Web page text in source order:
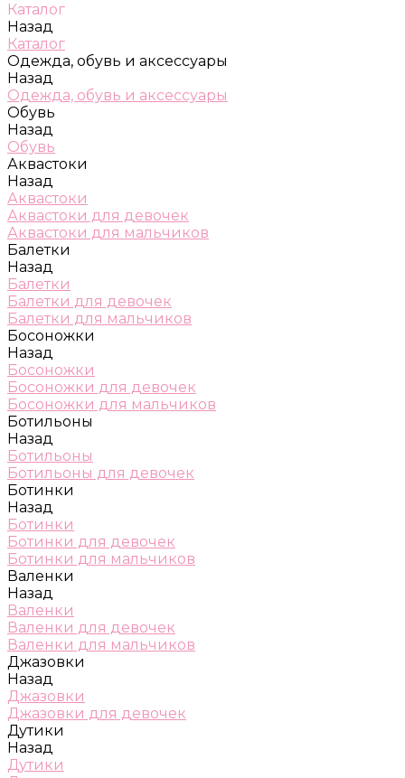
Каталог
Назад
Каталог
Одежда, обувь и аксессуары
Назад
Одежда, обувь и аксессуары
Обувь
Назад
Обувь
Аквастоки
Назад
Аквастоки
Аквастоки для девочек
Аквастоки для мальчиков
Балетки
Назад
Балетки
Балетки для девочек
Балетки для мальчиков
Босоножки
Назад
Босоножки
Босоножки для девочек
Босоножки для мальчиков
Ботильоны
Назад
Ботильоны
Ботильоны для девочек
Ботинки
Назад
Ботинки
Ботинки для девочек
Ботинки для мальчиков
Валенки
Назад
Валенки
Валенки для девочек
Валенки для мальчиков
Джазовки
Назад
Джазовки
Джазовки для девочек
Дутики
Назад
Дутики